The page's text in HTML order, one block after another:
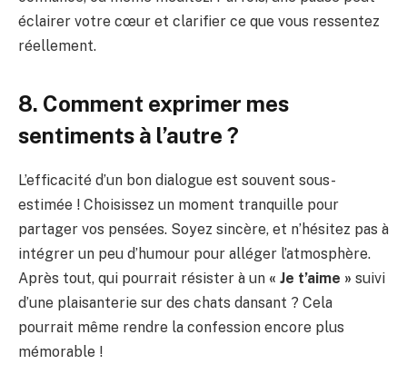
éclairer votre cœur et clarifier ce que vous ressentez
réellement.
8. Comment exprimer mes
sentiments à l’autre ?
L’efficacité d’un bon dialogue est souvent sous-
estimée ! Choisissez un moment tranquille pour
partager vos pensées. Soyez sincère, et n’hésitez pas à
intégrer un peu d’humour pour alléger l’atmosphère.
Après tout, qui pourrait résister à un « Je t’aime » suivi
d’une plaisanterie sur des chats dansant ? Cela
pourrait même rendre la confession encore plus
mémorable !